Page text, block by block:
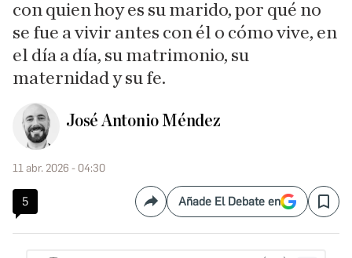
con quien hoy es su marido, por qué no
se fue a vivir antes con él o cómo vive, en
el día a día, su matrimonio, su
maternidad y su fe.
José Antonio Méndez
11 abr. 2026 - 04:30
5 CompartirAñade El Debate en Save